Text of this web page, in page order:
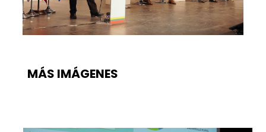
MÁS IMÁGENES